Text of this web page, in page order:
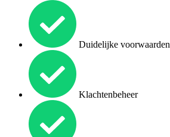
Duidelijke voorwaarden
Klachtenbeheer